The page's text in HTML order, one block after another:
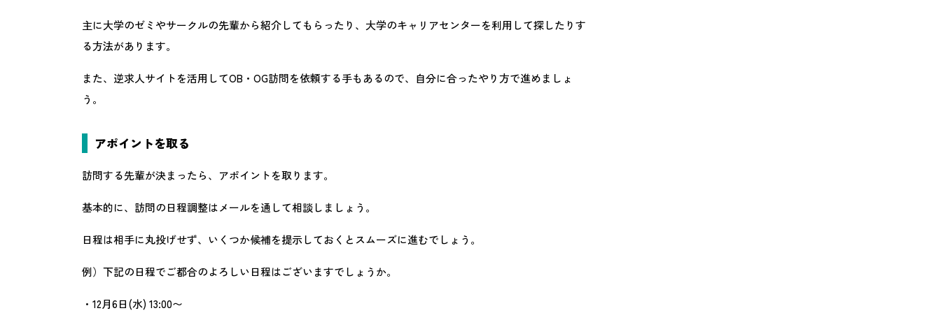
主に大学のゼミやサークルの先輩から紹介してもらったり、大学のキャリアセンターを利用して探したりす
る方法があります。
また、逆求人サイトを活用してOB・OG訪問を依頼する手もあるので、自分に合ったやり方で進めましょ
う。
アポイントを取る
訪問する先輩が決まったら、アポイントを取ります。
基本的に、訪問の日程調整はメールを通して相談しましょう。
日程は相手に丸投げせず、いくつか候補を提示しておくとスムーズに進むでしょう。
例）下記の日程でご都合のよろしい日程はございますでしょうか。
・12月6日(水) 13:00〜